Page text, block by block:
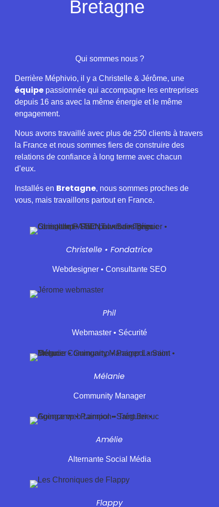
Bretagne
Qui sommes nous ?
Derrière Méphivio, il y a Christelle & Jérôme, une
équipe passionnée qui accompagne les entreprises
depuis 16 ans avec la même énergie et le même
engagement.
Nous avons travaillé avec plus de 250 clients à travers
la France et nous sommes fiers de construire des
relations de confiance à long terme avec chacun
d’eux.
Installés en Bretagne, nous sommes proches de
vous, mais travaillons partout en France.
Christelle • Fondatrice
Webdesigner • Consultante SEO
Phil
Webmaster • Sécurité
Mélanie
Community Manager
Amélie
Alternante Social Média
Flappy